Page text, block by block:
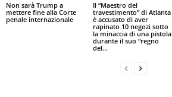
Non sarà Trump a
mettere fine alla Corte
penale internazionale
Il “Maestro del
travestimento” di Atlanta
è accusato di aver
rapinato 10 negozi sotto
la minaccia di una pistola
durante il suo “regno
del...